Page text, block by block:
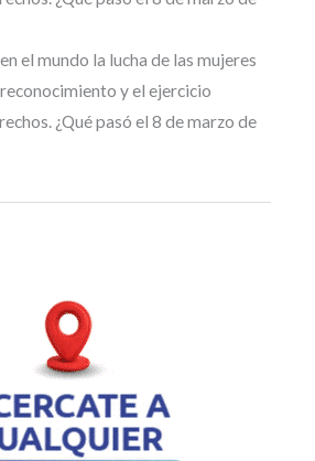
el mundo la lucha de las mujeres
y el ejercicio
¿Qué pasó el 8 de marzo de